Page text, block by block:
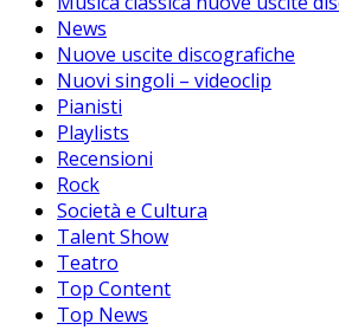
News
Nuove uscite discografiche
Nuovi singoli – videoclip
Pianisti
Playlists
Recensioni
Rock
Società e Cultura
Talent Show
Teatro
Top Content
Top News